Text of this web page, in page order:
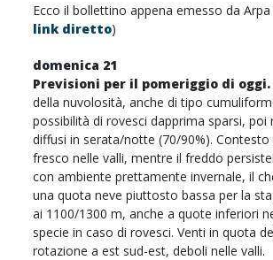
Ecco il bollettino appena emesso da
link diretto)
domenica 21
Previsioni per il pomeriggio di oggi.
della nuvolosità, anche di tipo
possibilità di rovesci dapprima sparsi, poi
diffusi in serata/notte (70/90%).
fresco nelle valli, mentre il freddo
con ambiente prettamente invernale, il
una quota neve piuttosto bassa per la
ai 1100/1300 m, anche a quote inferiori
specie in caso di rovesci. Venti in quota
rotazione a est sud-est, deboli nelle valli.